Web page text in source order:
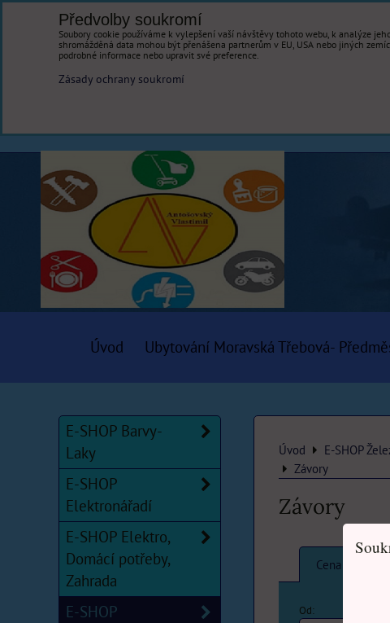
Úvod Ubytování Moravská Třebová-
Úvod E-SHOP
Závory
Závory
Cena
Od:
E-SHOP Barvy-
Laky
E-SHOP
Elektronářadí
E-SHOP Elektro,
Domácí potřeby,
Zahrada
E-SHOP
Předvolby soukromí
Soubory cookie používáme k vylepšení vaší návštěvy tohoto webu, k analýze
shromážděná data mohou být přenášena partnerům v EU, USA nebo jiných
podrobné informace nebo upravit své preference.
Zásady ochrany soukromí